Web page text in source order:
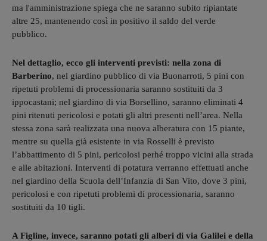
ma l'amministrazione spiega che ne saranno subito ripiantate
altre 25, mantenendo così in positivo il saldo del verde
pubblico.
Nel dettaglio, ecco gli interventi previsti: nella zona di
Barberino, nel giardino pubblico di via Buonarroti, 5 pini con
ripetuti problemi di processionaria saranno sostituiti da 3
ippocastani; nel giardino di via Borsellino, saranno eliminati 4
pini ritenuti pericolosi e potati gli altri presenti nell’area. Nella
stessa zona sarà realizzata una nuova alberatura con 15 piante,
mentre su quella già esistente in via Rosselli è previsto
l’abbattimento di 5 pini, pericolosi perhé troppo vicini alla strada
e alle abitazioni. Interventi di potatura verranno effettuati anche
nel giardino della Scuola dell’Infanzia di San Vito, dove 3 pini,
pericolosi e con ripetuti problemi di processionaria, saranno
sostituiti da 10 tigli.
A Figline, invece, saranno potati gli alberi di via Galilei e della